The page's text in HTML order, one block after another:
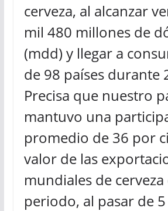
cerveza, al alcanzar
mil 480 millones de
(mdd) y llegar a
de 98 países durante
Precisa que nuestro
mantuvo una
promedio de 36 por
valor de las
mundiales de cerveza
periodo, al pasar de